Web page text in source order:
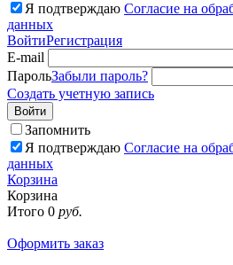
Я подтверждаю Согласие на
данных
ВойтиРегистрация
E-mail
ПарольЗабыли пароль?
Создать учетную запись
Войти
Запомнить
Я подтверждаю Согласие на
данных
Корзина
Корзина
Итого 0 руб.
Оформить заказ